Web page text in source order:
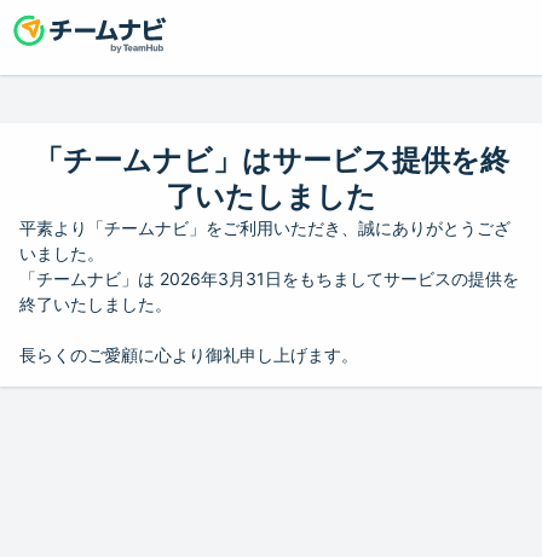
「チームナビ」はサービス提供を終
了いたしました
平素より「チームナビ」をご利用いただき、誠にありがとうござ
いました。
「チームナビ」は 2026年3月31日をもちましてサービスの提供を
終了いたしました。
長らくのご愛顧に心より御礼申し上げます。